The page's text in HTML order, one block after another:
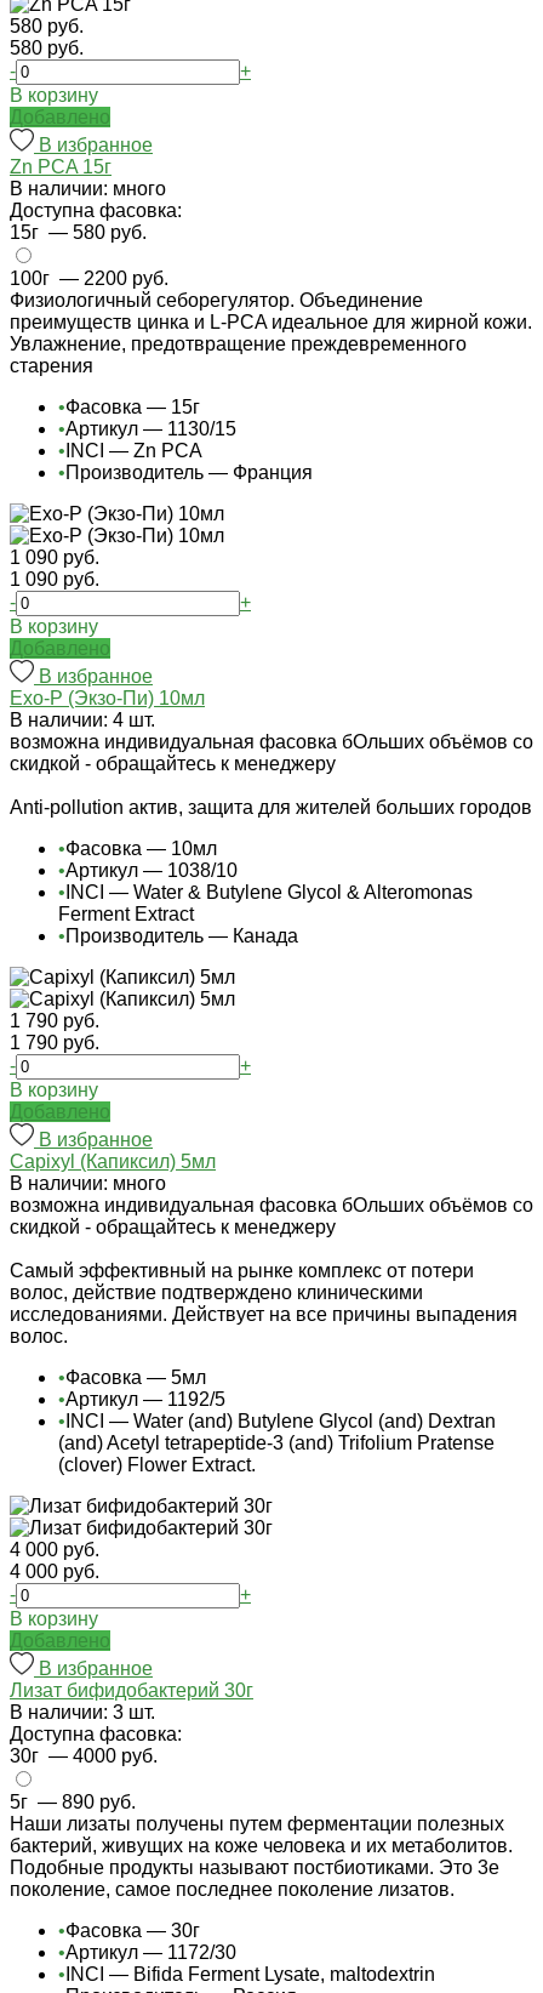
580 руб.
580 руб.
-
+
В корзину
Добавлено
В избранное
Zn PCA 15г
В наличии: много
Доступна фасовка:
15г — 580 руб.
100г — 2200 руб.
Физиологичный себорегулятор. Объединение
преимуществ цинка и L-PCA идеальное для жирной кожи.
Увлажнение, предотвращение преждевременного
старения
•Фасовка — 15г
•Артикул — 1130/15
• INCI — Zn PCA
•Производитель — Франция
1 090 руб.
1 090 руб.
-
+
В корзину
Добавлено
В избранное
Exo-P (Экзо-Пи) 10мл
В наличии: 4 шт.
возможна индивидуальная фасовка бОльших объёмов со
скидкой - обращайтесь к менеджеру
Anti-pollution актив, защита для жителей больших городов
•Фасовка — 10мл
•Артикул — 1038/10
• INCI — Water & Butylene Glycol & Alteromonas
Ferment Extract
•Производитель — Канада
1 790 руб.
1 790 руб.
-
+
В корзину
Добавлено
В избранное
Capixyl (Капиксил) 5мл
В наличии: много
возможна индивидуальная фасовка бОльших объёмов со
скидкой - обращайтесь к менеджеру
Самый эффективный на рынке комплекс от потери
волос, действие подтверждено клиническими
исследованиями. Действует на все причины выпадения
волос.
•Фасовка — 5мл
•Артикул — 1192/5
• INCI — Water (and) Butylene Glycol (and) Dextran
(and) Acetyl tetrapeptide-3 (and) Trifolium Pratense
(clover) Flower Extract.
4 000 руб.
4 000 руб.
-
+
В корзину
Добавлено
В избранное
Лизат бифидобактерий 30г
В наличии: 3 шт.
Доступна фасовка:
30г — 4000 руб.
5г — 890 руб.
Наши лизаты получены путем ферментации полезных
бактерий, живущих на коже человека и их метаболитов.
Подобные продукты называют постбиотиками. Это 3е
поколение, самое последнее поколение лизатов.
•Фасовка — 30г
•Артикул — 1172/30
• INCI — Bifida Ferment Lysate, maltodextrin